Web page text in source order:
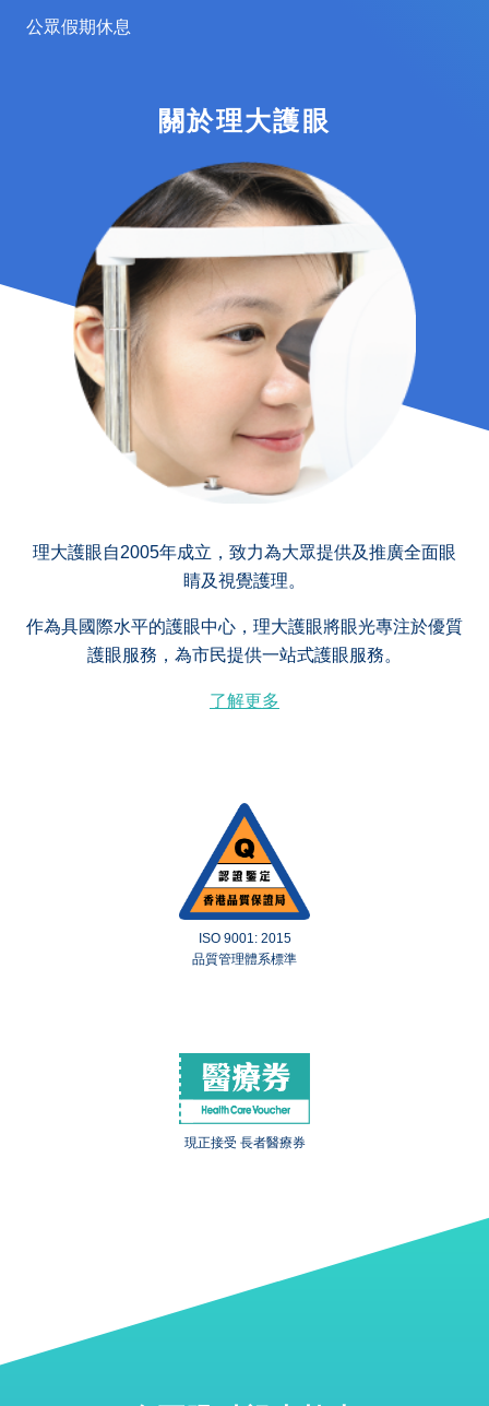
公眾假期休息
關於理大護眼
理大護眼自2005年成立，致力為大眾提供及推廣全面眼
睛及視覺護理。
作為具國際水平的護眼中心，理大護眼將眼光專注於優質
護眼服務，為市民提供一站式護眼服務。
了解更多
ISO 9001: 2015
品質管理體系標準
現正接受 長者醫療券